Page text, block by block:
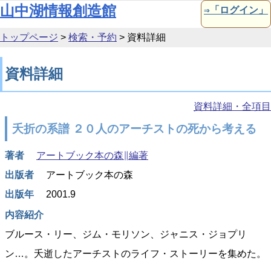
本文へ移動
山中湖情報創造館 ⇒「ログイン」
トップページ > 検索・予約 > 資料詳細
資料詳細
資料詳細・全項目
夭折の系譜 ２０人のアーチストの死から考える
著者
アートブック本の森∥編著
出版者
アートブック本の森
出版年
2001.9
内容紹介
ブルース・リー、ジム・モリソン、ジャニス・ジョプリ
ン…。夭逝したアーチストのライフ・ストーリーを集めた。